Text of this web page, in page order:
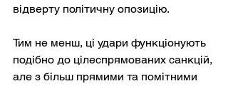
відверту політичну опозицію.
Тим не менш, ці удари функціонують
подібно до цілеспрямованих санкцій,
але з більш прямими та помітними